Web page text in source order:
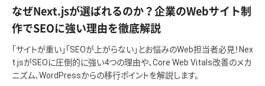
なぜNext.jsが選ばれるのか？企業のWebサイト制
作でSEOに強い理由を徹底解説
「サイトが重い」「SEOが上がらない」とお悩みのWeb担当者必見！Nex
t.jsがSEOに圧倒的に強い4つの理由や、Core Web Vitals改善のメカ
ニズム、WordPressからの移行ポイントを解説します。